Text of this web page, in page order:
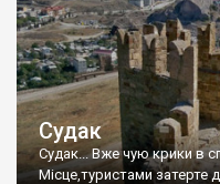
Судак
Судак... Вже чую крики в
Місце,туристами